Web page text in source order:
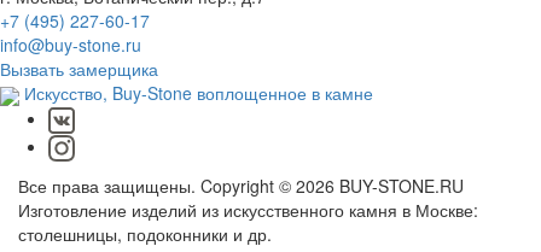
+7 (495) 227-60-17
info@buy-stone.ru
Вызвать замерщика
Искусство, Buy-Stone воплощенное в камне
Все права защищены. Copyright © 2026 BUY-STONE.RU
Изготовление изделий из искусственного камня в Москве:
столешницы, подоконники и др.